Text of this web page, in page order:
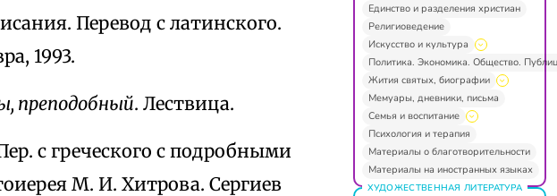
Перевод с латинского.
1993.
преподобный. Лествица.
с греческого с подробными
М. И. Хитрова. Сергиев
Единство и разделения христиан
Религиоведение
Искусство и культура
Политика. Экономика. Общество.
Жития святых, биографии
Мемуары, дневники, письма
Семья и воспитание
Психология и терапия
Материалы о благотворительности
Материалы на иностранных языках
ХУДОЖЕСТВЕННАЯ ЛИТЕРАТУРА